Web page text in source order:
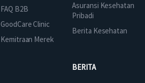
FAQ B2B
GoodCare Clinic
Kemitraan Merek
Asuransi Kesehatan
Pribadi
Berita Kesehatan
BERITA